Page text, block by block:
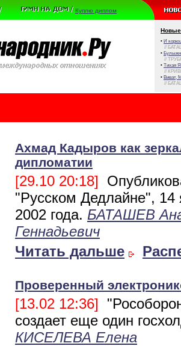
Куплю диплом
Новые
• И
//
•
//
• Тихая
//
• Виват,
//
Ахмад Кадыров как
дипломатии
[29.10 20:18]
"Русском Дедлайне", 14
2002 года. БАТАШЕВ
Геннадьевич
Читать дальше
Проверенный
[13.02 12:36]
создает еще один
КИСЕЛЕВА Елена